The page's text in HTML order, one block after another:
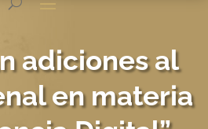
adiciones al
en materia